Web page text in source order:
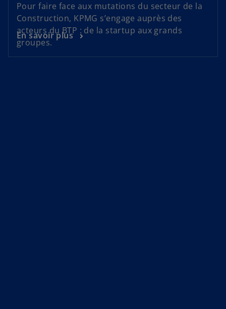
Pour faire face aux mutations du secteur de la
Construction, KPMG s’engage auprès des
acteurs du BTP : de la startup aux grands
groupes.
En savoir plus